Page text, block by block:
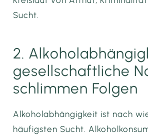
Sucht.
2.
gesellschaftliche
schlimmen Folgen
Alkoholabhängigkeit ist nach
häufigsten Sucht.